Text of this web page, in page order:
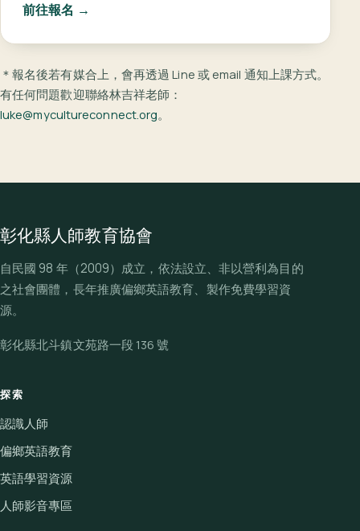
前往報名 →
＊報名後若有媒合上，會再透過 Line 或 email 通知上課方式。
有任何問題歡迎聯絡林吉祥老師：
luke@mycultureconnect.org。
彰化縣人師教育協會
自民國 98 年（2009）成立，依法設立、非以營利為目的
之社會團體，長年推廣偏鄉英語教育、製作免費學習資
源。
彰化縣北斗鎮文苑路一段 136 號
探索
認識人師
偏鄉英語教育
英語學習資源
人師影音專區